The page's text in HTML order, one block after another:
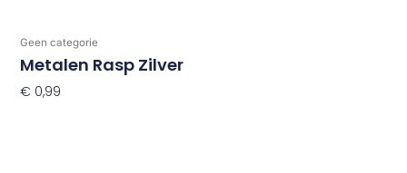
Geen categorie
Metalen Rasp Zilver
€ 0,99